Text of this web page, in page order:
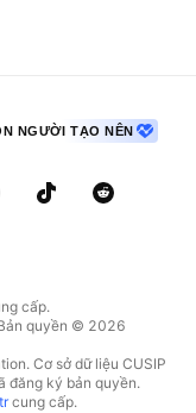
NGƯỜI TẠO NÊN
cấp.
quyền © 2026
Cơ sở dữ liệu CUSIP
đăng ký bản quyền.
cung cấp.